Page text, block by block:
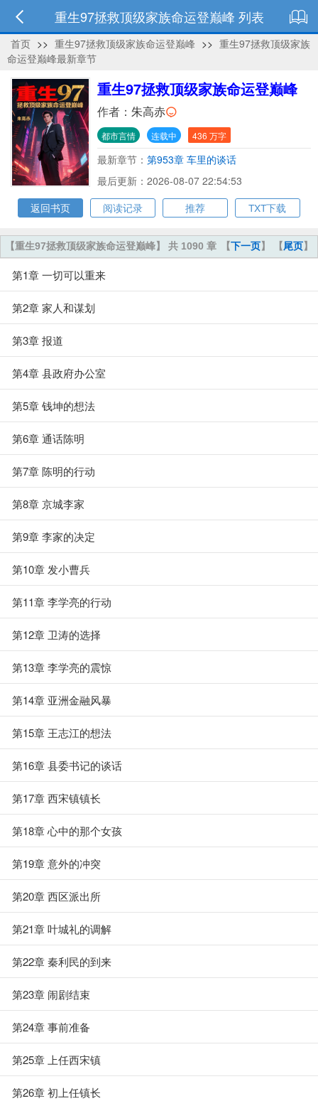
重生97拯救顶级家族命运登巅峰 列表
首页 >> 重生97拯救顶级家族命运登巅峰 >> 重生97拯救顶级家族
命运登巅峰最新章节
重生97拯救顶级家族命运登巅峰
作者： 朱高赤
都市言情 连载中 436 万字
最新章节： 第953章 车里的谈话
最后更新：2026-08-07 22:54:53
返回书页
阅读记录 推荐 TXT下载
【下一页】 【尾页】
【重生97拯救顶级家族命运登巅峰】 共 1090 章
第1章 一切可以重来
第2章 家人和谋划
第3章 报道
第4章 县政府办公室
第5章 钱坤的想法
第6章 通话陈明
第7章 陈明的行动
第8章 京城李家
第9章 李家的决定
第10章 发小曹兵
第11章 李学亮的行动
第12章 卫涛的选择
第13章 李学亮的震惊
第14章 亚洲金融风暴
第15章 王志江的想法
第16章 县委书记的谈话
第17章 西宋镇镇长
第18章 心中的那个女孩
第19章 意外的冲突
第20章 西区派出所
第21章 叶城礼的调解
第22章 秦利民的到来
第23章 闹剧结束
第24章 事前准备
第25章 上任西宋镇
第26章 初上任镇长